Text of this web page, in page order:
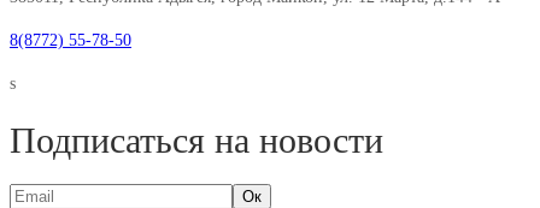
8(8772) 55-78-50
s
Подписаться на новости